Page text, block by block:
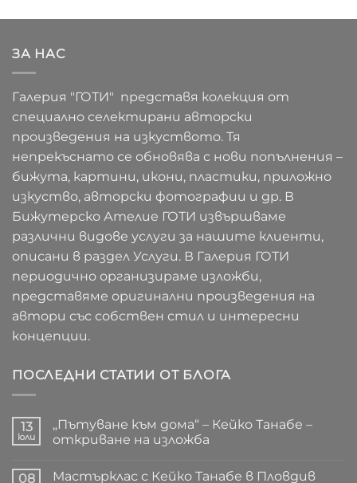
ЗА НАС
Галерия "ГОТИ" представя колекция от
специално селектирани авторски
произведения на изкуството. Тя
непрекъснато се обновява с нови попълнения –
бижута, картини, икони, пластики, приложно
изкуство, авторски фотографии и др. В
Бижутерско Ателие ГОТИ извършваме
различни видове услуги за нашите клиенти,
описани в раздел Услуги. В Галерия ГОТИ
периодично организираме изложби,
представяме оригинални произведения на
автори със собствен стил и интересни
концепции.
ПОСЛЕДНИ СТАТИИ ОТ БЛОГА
13
юли
„Пътуване към дома“ – Кейко Танабе –
откриване на изложба
за
08 Мастърклас с Кейко Танабе в Пловдив